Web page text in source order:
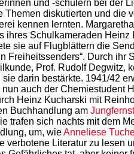
und -schülern bei der
Themen diskutierten und die
kennen lernten.
ihres Schulkameraden Heinz
sie auf Flugblättern die
Freiheitssenders“. Durch ihr
Prof. Rudolf Degwitz,
darin bestärkte. 1941/42
auch der Chemiestudent
Heinz Kucharski mit
Buchhandlung am
trafen sich nachts mit dem
um, wieAnneliese
verbotene Literatur zu lesen